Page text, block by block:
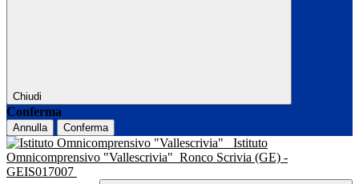
Chiudi
Conferma
Annulla Conferma
Istituto
Omnicomprensivo "Vallescrivia" Ronco Scrivia (GE) -
GEIS017007